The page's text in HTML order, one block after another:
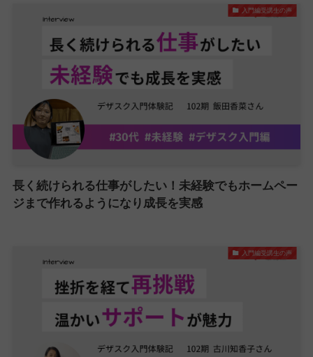
入門編受講生の声
長く続けられる仕事がしたい！未経験でもホームペー
ジまで作れるようになり成長を実感
入門編受講生の声